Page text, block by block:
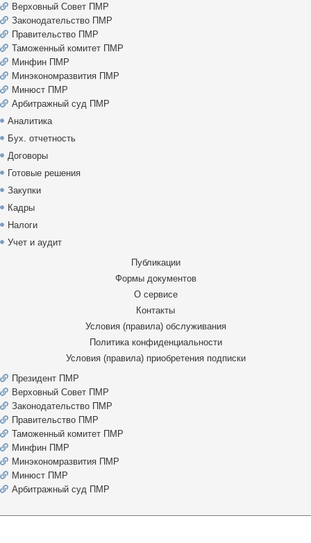
Верховный Совет ПМР
Законодательство ПМР
Правительство ПМР
Таможенный комитет ПМР
Минфин ПМР
Минэкономразвития ПМР
Минюст ПМР
Арбитражный суд ПМР
Аналитика
Бух. отчетность
Договоры
Готовые решения
Закупки
Кадры
Налоги
Учет и аудит
Публикации
Формы документов
О сервисе
Контакты
Условия (правила) обслуживания
Политика конфиденциальности
Условия (правила) приобретения подписки
Президент ПМР
Верховный Совет ПМР
Законодательство ПМР
Правительство ПМР
Таможенный комитет ПМР
Минфин ПМР
Минэкономразвития ПМР
Минюст ПМР
Арбитражный суд ПМР